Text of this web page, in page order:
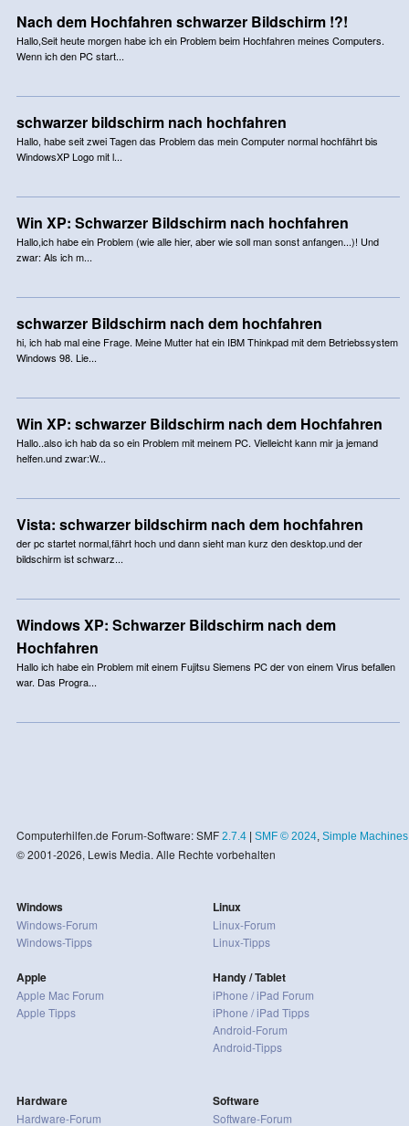
Nach dem Hochfahren schwarzer Bildschirm !?!
Hallo,Seit heute morgen habe ich ein Problem beim Hochfahren meines Computers.
Wenn ich den PC start...
schwarzer bildschirm nach hochfahren
Hallo, habe seit zwei Tagen das Problem das mein Computer normal hochfährt bis
WindowsXP Logo mit l...
Win XP: Schwarzer Bildschirm nach hochfahren
Hallo,ich habe ein Problem (wie alle hier, aber wie soll man sonst anfangen...)! Und
zwar: Als ich m...
schwarzer Bildschirm nach dem hochfahren
hi, ich hab mal eine Frage. Meine Mutter hat ein IBM Thinkpad mit dem Betriebssystem
Windows 98. Lie...
Win XP: schwarzer Bildschirm nach dem Hochfahren
Hallo..also ich hab da so ein Problem mit meinem PC. Vielleicht kann mir ja jemand
helfen.und zwar:W...
Vista: schwarzer bildschirm nach dem hochfahren
der pc startet normal,fährt hoch und dann sieht man kurz den desktop.und der
bildschirm ist schwarz...
Windows XP: Schwarzer Bildschirm nach dem
Hochfahren
Hallo ich habe ein Problem mit einem Fujitsu Siemens PC der von einem Virus befallen
war. Das Progra...
Computerhilfen.de Forum-Software: SMF 2.7.4| SMF © 2024, Simple Machines
© 2001-2026, Lewis Media. Alle Rechte vorbehalten
Windows
Windows-Forum
Windows-Tipps
Apple
Apple Mac Forum
Apple Tipps
Linux
Linux-Forum
Linux-Tipps
Handy / Tablet
iPhone / iPad Forum
iPhone / iPad Tipps
Android-Forum
Android-Tipps
Hardware
Hardware-Forum
Software
Software-Forum